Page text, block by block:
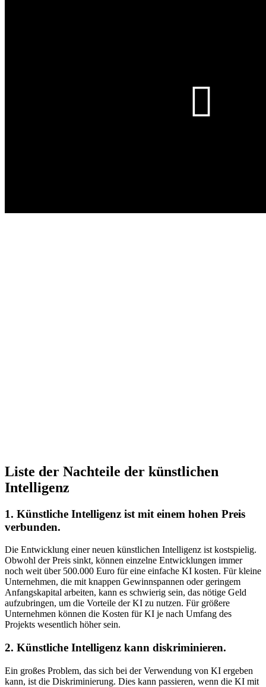
Liste der Nachteile der künstlichen
Intelligenz
1. Künstliche Intelligenz ist mit einem hohen Preis
verbunden.
Die Entwicklung einer neuen künstlichen Intelligenz ist kostspielig.
Obwohl der Preis sinkt, können einzelne Entwicklungen immer
noch weit über 500.000 Euro für eine einfache KI kosten. Für kleine
Unternehmen, die mit knappen Gewinnspannen oder geringem
Anfangskapital arbeiten, kann es schwierig sein, das nötige Geld
aufzubringen, um die Vorteile der KI zu nutzen. Für größere
Unternehmen können die Kosten für KI je nach Umfang des
Projekts wesentlich höher sein.
2. Künstliche Intelligenz kann diskriminieren.
Ein großes Problem, das sich bei der Verwendung von KI ergeben
kann, ist die Diskriminierung. Dies kann passieren, wenn die KI mit